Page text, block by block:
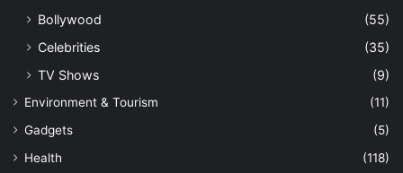
Bollywood
(55)
Celebrities
(35)
TV Shows
(9)
Environment & Tourism
(11)
Gadgets
(5)
Health
(118)